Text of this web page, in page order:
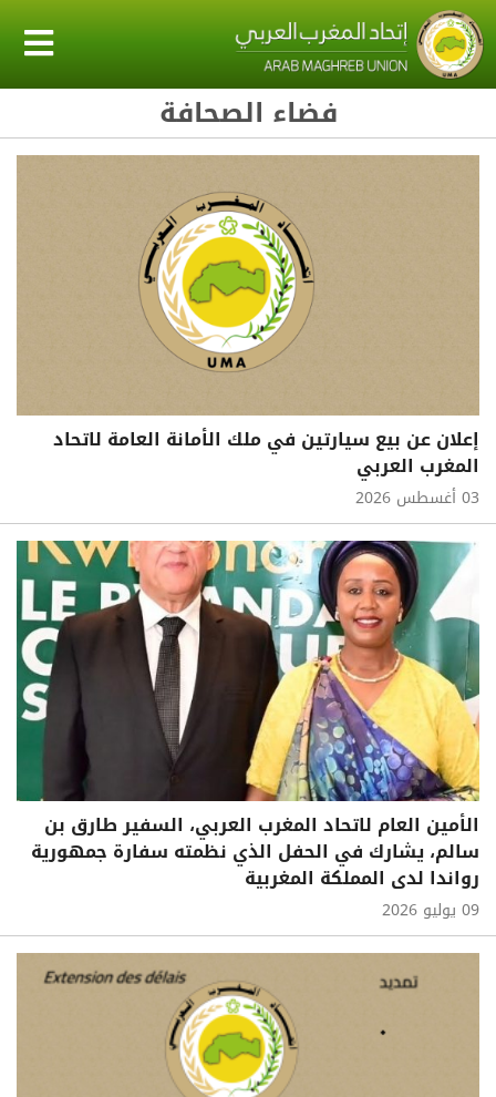
فضاء الصحافة
إعلان عن بيع سيارتين في ملك الأمانة العامة لاتحاد
المغرب العربي
03 أغسطس 2026
الأمين العام لاتحاد المغرب العربي، السفير طارق بن
سالم، يشارك في الحفل الذي نظمته سفارة جمهورية
رواندا لدى المملكة المغربية
09 يوليو 2026